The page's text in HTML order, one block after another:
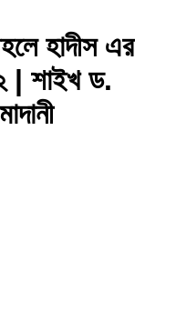
হাদীস এর
| শাইখ ড.